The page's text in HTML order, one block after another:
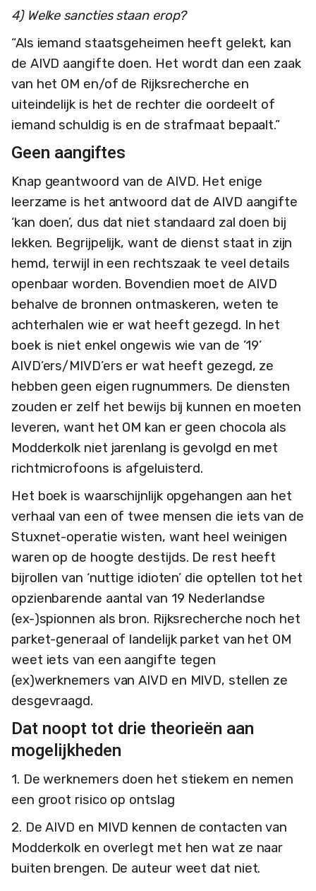
4) Welke sancties staan erop?
“Als iemand staatsgeheimen heeft gelekt, kan
de AIVD aangifte doen. Het wordt dan een zaak
van het OM en/of de Rijksrecherche en
uiteindelijk is het de rechter die oordeelt of
iemand schuldig is en de strafmaat bepaalt.”
Geen aangiftes
Knap geantwoord van de AIVD. Het enige
leerzame is het antwoord dat de AIVD aangifte
‘kan doen’, dus dat niet standaard zal doen bij
lekken. Begrijpelijk, want de dienst staat in zijn
hemd, terwijl in een rechtszaak te veel details
openbaar worden. Bovendien moet de AIVD
behalve de bronnen ontmaskeren, weten te
achterhalen wie er wat heeft gezegd. In het
boek is niet enkel ongewis wie van de ’19’
AIVD’ers/MIVD’ers er wat heeft gezegd, ze
hebben geen eigen rugnummers. De diensten
zouden er zelf het bewijs bij kunnen en moeten
leveren, want het OM kan er geen chocola als
Modderkolk niet jarenlang is gevolgd en met
richtmicrofoons is afgeluisterd.
Het boek is waarschijnlijk opgehangen aan het
verhaal van een of twee mensen die iets van de
Stuxnet-operatie wisten, want heel weinigen
waren op de hoogte destijds. De rest heeft
bijrollen van ‘nuttige idioten’ die optellen tot het
opzienbarende aantal van 19 Nederlandse
(ex-)spionnen als bron. Rijksrecherche noch het
parket-generaal of landelijk parket van het OM
weet iets van een aangifte tegen
(ex)werknemers van AIVD en MIVD, stellen ze
desgevraagd.
Dat noopt tot drie theorieën aan
mogelijkheden
1. De werknemers doen het stiekem en nemen
een groot risico op ontslag
2. De AIVD en MIVD kennen de contacten van
Modderkolk en overlegt met hen wat ze naar
buiten brengen. De auteur weet dat niet.